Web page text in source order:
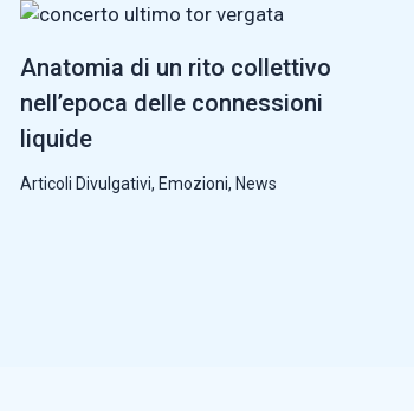
Anatomia di un rito collettivo
nell’epoca delle connessioni
liquide
Articoli Divulgativi, Emozioni, News